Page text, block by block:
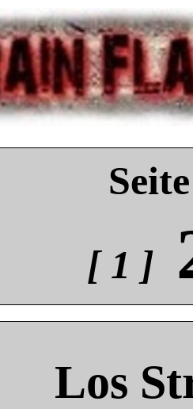
[ 1 ]
Los